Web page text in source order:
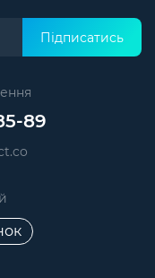
Підписатись
89